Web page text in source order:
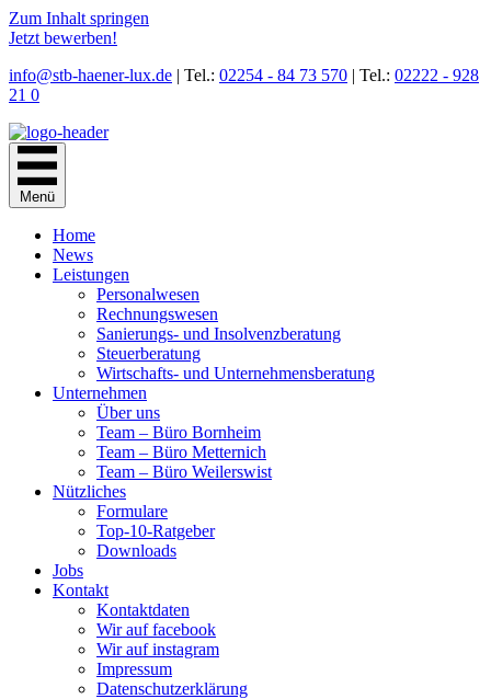
Zum Inhalt springen
Jetzt bewerben!
info@stb-haener-lux.de | Tel.: 02254 - 84 73 570 | Tel.: 02222 - 928
21 0
Menü
Home
News
Leistungen
Personal­wesen
Rechnungs­wesen
Sanierungs- und Insolvenz­beratung
Steuer­beratung
Wirtschafts- und Unternehmens­beratung
Unternehmen
Über uns
Team – Büro Bornheim
Team – Büro Metternich
Team – Büro Weilerswist
Nützliches
Formulare
Top-10-Ratgeber
Downloads
Jobs
Kontakt
Kontaktdaten
Wir auf facebook
Wir auf instagram
Impressum
Datenschutz­erklärung